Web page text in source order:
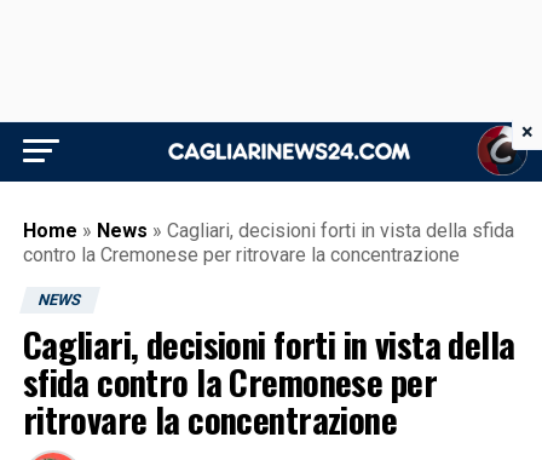
Home » News » Cagliari, decisioni forti in vista della sfida
contro la Cremonese per ritrovare la concentrazione
NEWS
Cagliari, decisioni forti in vista della
sfida contro la Cremonese per
ritrovare la concentrazione
×